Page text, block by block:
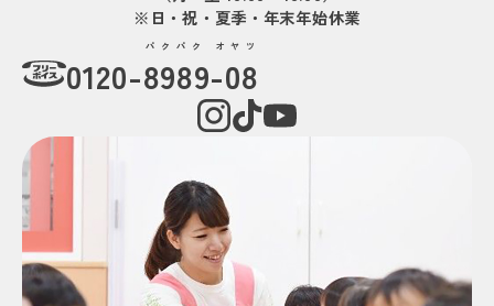
※日・祝・夏季・年末年始休業
0120-8989-08
パクパク オヤツ